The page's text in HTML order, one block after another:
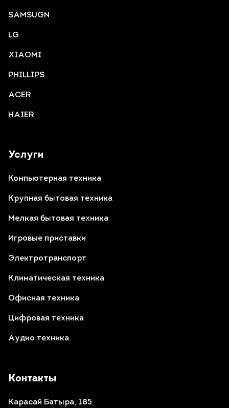
Контакты
Карасай Батыра, 185
Услуги
Компьютерная техника
Крупная бытовая техника
Мелкая бытовая техника
Игровые приставки
Электротранспорт
Климатическая техника
Офисная техника
Цифровая техника
Аудио техника
SAMSUGN
LG
XIAOMI
PHILLIPS
ACER
HAIER